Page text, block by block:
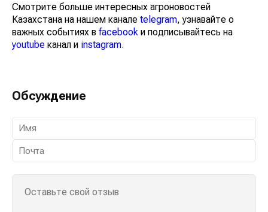
Смотрите больше интересных агроновостей
Казахстана на нашем канале telegram, узнавайте о
важных событиях в facebook и подписывайтесь на
youtube канал и instagram.
Обсуждение